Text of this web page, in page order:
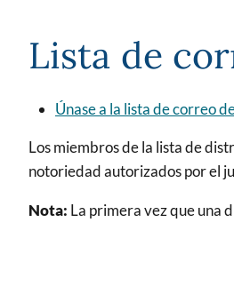
Lista de
Únase a la lista de correo
Los miembros de la lista de
notoriedad autorizados por el
Nota: La primera vez que una